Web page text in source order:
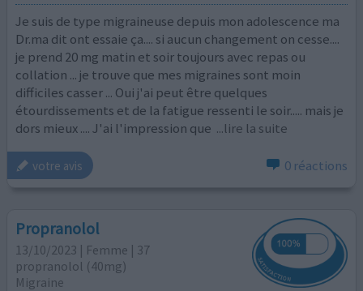
Je suis de type migraineuse depuis mon adolescence ma
Dr.ma dit ont essaie ça.... si aucun changement on cesse....
je prend 20 mg matin et soir toujours avec repas ou
collation ... je trouve que mes migraines sont moin
difficiles casser ... Oui j'ai peut être quelques
étourdissements et de la fatigue ressenti le soir..... mais je
dors mieux .... J'ai l'impression que ...lire la suite
votre avis 0 réactions
Propranolol
13/10/2023 | Femme | 37
propranolol (40mg)
Migraine